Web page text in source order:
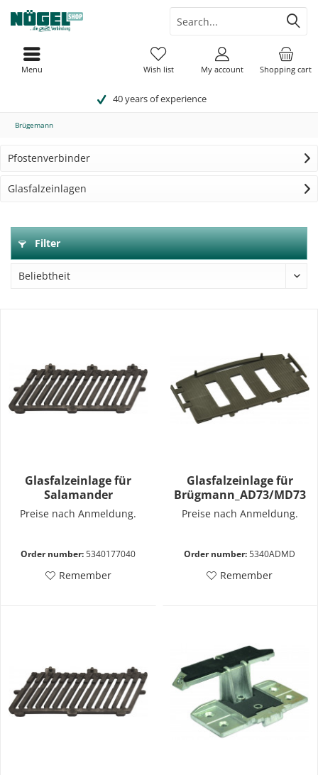
40 years of experience
Shopping cart
Wish list My account
Menu
Brügemann
Pfostenverbinder
Glasfalzeinlagen
Filter
Glasfalzeinlage für
Salamander
Preise nach Anmeldung.
Order number:5340177040
Remember
Glasfalzeinlage für
Brügmann_AD73/MD73
Preise nach Anmeldung.
Order number:5340ADMD
Remember